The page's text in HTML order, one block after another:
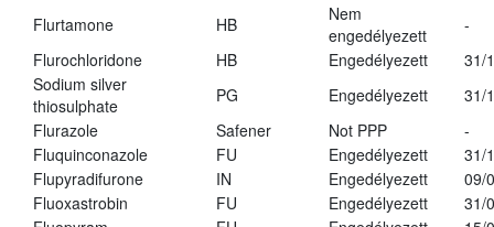
Flurtamone
HB
Nem
engedélyezett
-
Flurochloridone
HB Engedélyezett
31/
Sodium silver
thiosulphate
PG Engedélyezett
31/
Flurazole
Safener Not PPP
-
Fluquinconazole
FU Engedélyezett
31/
Flupyradifurone
IN Engedélyezett
09/
Fluoxastrobin
FU Engedélyezett
31/